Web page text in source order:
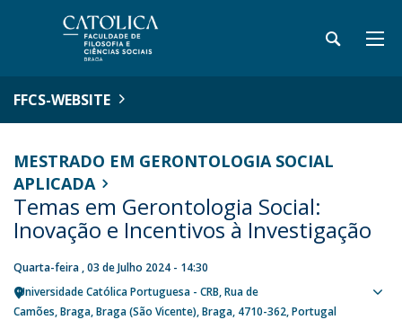
FFCS-WEBSITE
MESTRADO EM GERONTOLOGIA SOCIAL
APLICADA
Temas em Gerontologia Social:
Inovação e Incentivos à Investigação
Quarta-feira , 03 de Julho 2024 - 14:30
Universidade Católica Portuguesa - CRB Rua de
Camões Braga Braga (São Vicente), Braga 4710-362 Portugal